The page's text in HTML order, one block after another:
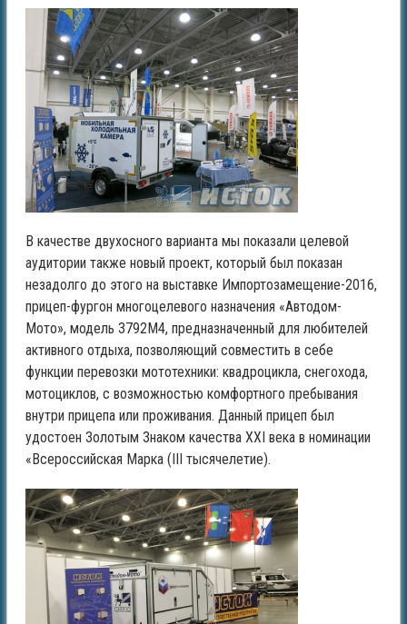
В качестве двухосного варианта мы показали целевой
аудитории также новый проект, который был показан
незадолго до этого на выставке Импортозамещение-2016,
прицеп-фургон многоцелевого назначения «Автодом-
Мото», модель 3792М4, предназначенный для любителей
активного отдыха, позволяющий совместить в себе
функции перевозки мототехники: квадроцикла, снегохода,
мотоциклов, с возможностью комфортного пребывания
внутри прицепа или проживания. Данный прицеп был
удостоен Золотым Знаком качества XXI века в номинации
«Всероссийская Марка (III тысячелетие).